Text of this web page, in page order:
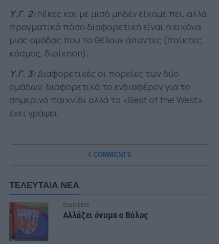
Υ.Γ. 2: Νίκες και με μισό μηδέν είχαμε πει, αλλά
πραγματικά πόσο διαφορετική είναι η εικόνα
μιας ομάδας που το θέλουν άπαντες (παίκτες,
κόσμος, διοίκηση);
Υ.Γ. 3:Διαφορετικές οι πορείες των δύο
ομάδων, διαφορετικό το ενδιαφέρον για το
σημερινό παιχνίδι αλλά το «Best of the West»
έχει γράψει.
4 COMMENTS
ΤΕΛΕΥΤΑΙΑ ΝΕΑ
ΕΙΔΗΣΕΙΣ
Αλλάζει όνομα ο Βόλος